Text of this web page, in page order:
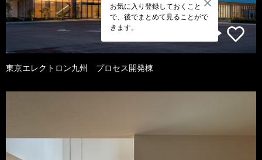
お気に入り登録しておくこと
で、後でまとめて見ることがで
きます。
東京エレクトロン九州 プロセス開発棟